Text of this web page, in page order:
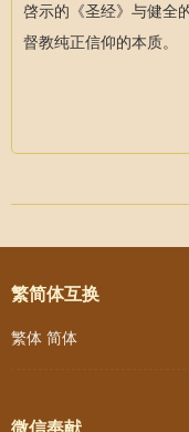
啓示的《圣经》与健全
督教纯正信仰的本质。
Post
繁简体互换
繁体 简体